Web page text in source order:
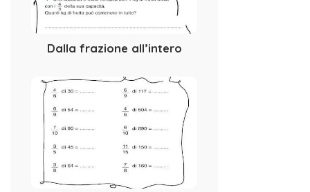
Dalla frazione all’intero